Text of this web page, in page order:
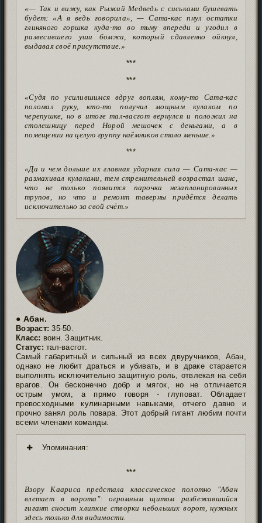
«— Так и вижу, как Рыжий Медведь с сиськами бушевать
будет: «А я ведь говорила», — Сата-кас пнул остатки
глиняного горшка куда-то во тьму впереди и угодил в
развесившего уши бомжа, который сдавленно ойкнул,
выдавая своё присутствие.»
***
***
«Судя по усилившимся вдруг воплям, кому-то Сата-кас
поломал руку, кто-то получил мощным кулаком по
черепушке, но в итоге тал-васгот вернулся и положил на
столешницу перед Норой мешочек с деньгами, а в
помещении на целую группу наёмников стало меньше.»
***
«Да и чем дольше их главная ударная сила — Сата-кас —
размахивал кулаками, тем стремительней возрастал шанс,
что не только появится парочка незапланированных
трупов, но что и ремонт таверны придётся делать
исключительно за свой счёт.»
● Абан.
Возраст: 35-50.
Класс: воин. Защитник.
Статус:тал-васгот.
Самый габаритный и сильный из всех двуручников, Абан,
однако не любит драться и убивать, и в драке старается
выполнять исключительно защитную роль, отвлекая на себя
врагов. Он бесконечно добр и мягок, но не отличается
острым умом, а прямо говоря - глуповат. Обладает
превосходными кулинарными навыками, отчего давно и
прочно занял роль повара. Этот добрый гигант любим почти
всеми членами команды.
Упоминания:
***
Взору Каариса предстала классическое полотно "Абан
влетает в ворота": огромным щитом разбежавшийся
гигант сносит хлипкие створки небольших ворот, нужных
здесь только для видимости.